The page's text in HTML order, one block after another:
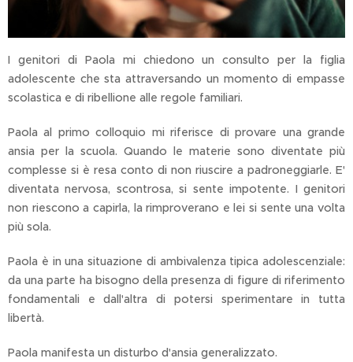
I genitori di Paola mi chiedono un consulto per la figlia
adolescente che sta attraversando un momento di empasse
scolastica e di ribellione alle regole familiari.
Paola al primo colloquio mi riferisce di provare una grande
ansia per la scuola. Quando le materie sono diventate più
complesse si è resa conto di non riuscire a padroneggiarle. E'
diventata nervosa, scontrosa, si sente impotente. I genitori
non riescono a capirla, la rimproverano e lei si sente una volta
più sola.
Paola è in una situazione di ambivalenza tipica adolescenziale:
da una parte ha bisogno della presenza di figure di riferimento
fondamentali e dall'altra di potersi sperimentare in tutta
libertà.
Paola manifesta un disturbo d'ansia generalizzato.